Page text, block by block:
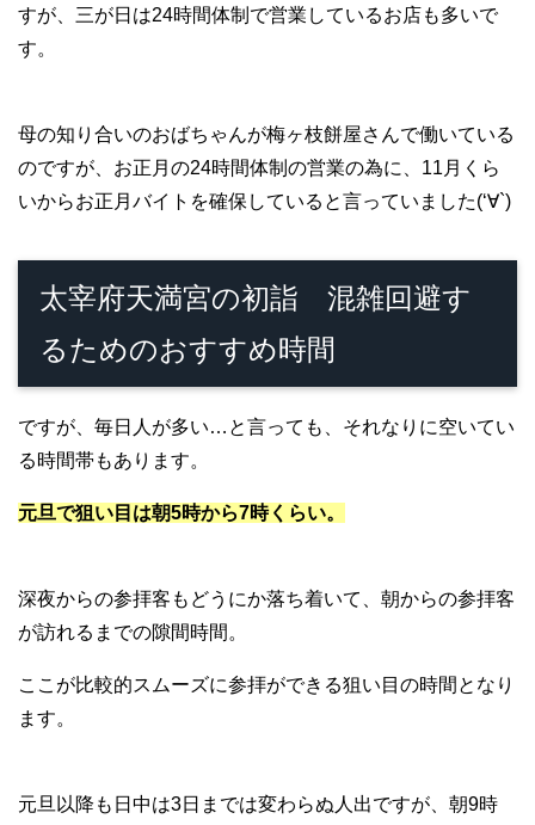
すが、三が日は24時間体制で営業しているお店も多いで
す。
母の知り合いのおばちゃんが梅ヶ枝餅屋さんで働いている
のですが、お正月の24時間体制の営業の為に、11月くら
いからお正月バイトを確保していると言っていました(‘∀`)
太宰府天満宮の初詣 混雑回避す
るためのおすすめ時間
ですが、毎日人が多い…と言っても、それなりに空いてい
る時間帯もあります。
元旦で狙い目は朝5時から7時くらい。
深夜からの参拝客もどうにか落ち着いて、朝からの参拝客
が訪れるまでの隙間時間。
ここが比較的スムーズに参拝ができる狙い目の時間となり
ます。
元旦以降も日中は3日までは変わらぬ人出ですが、朝9時